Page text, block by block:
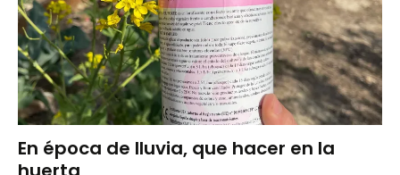
Cuidados
del
En época de lluvia, que hacer en la